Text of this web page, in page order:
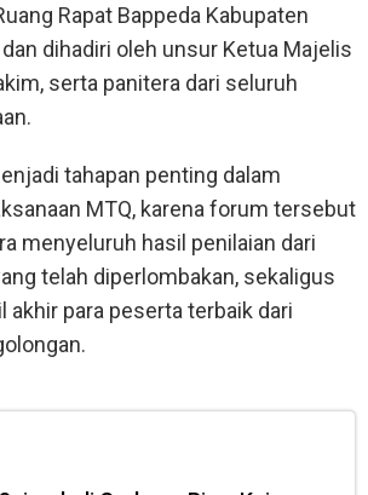
Rapat Bappeda Kabupaten
dihadiri oleh unsur Ketua Majelis
serta panitera dari seluruh
tahapan penting dalam
MTQ, karena forum tersebut
menyeluruh hasil penilaian dari
telah diperlombakan, sekaligus
akhir para peserta terbaik dari